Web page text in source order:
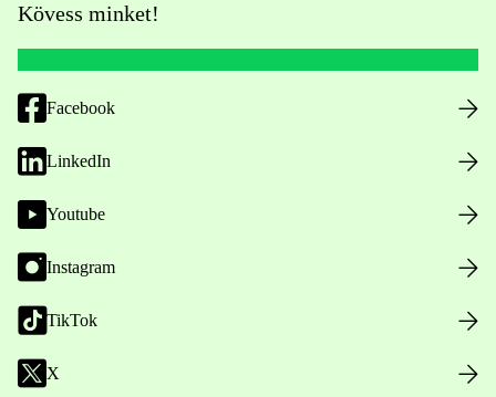
Kövess minket!
Facebook
LinkedIn
Youtube
Instagram
TikTok
X